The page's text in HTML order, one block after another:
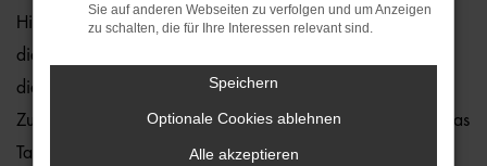
Hierzu gehört in vollem Umfang auch die Beratung. In
diesem Bereich laufen wir zur Höchstform auf und bringen
die Erfahrung vieler Jahrzehnte in der Autobranche ein.
Zudem üben wir unseren Beruf mit Leidenschaft aus – und das
Tag für Tag.
Sie auf anderen Webseiten zu verfolgen und um Anzeigen
zu schalten, die für Ihre Interessen relevant sind.
Speichern
Optionale Cookies ablehnen
Alle akzeptieren